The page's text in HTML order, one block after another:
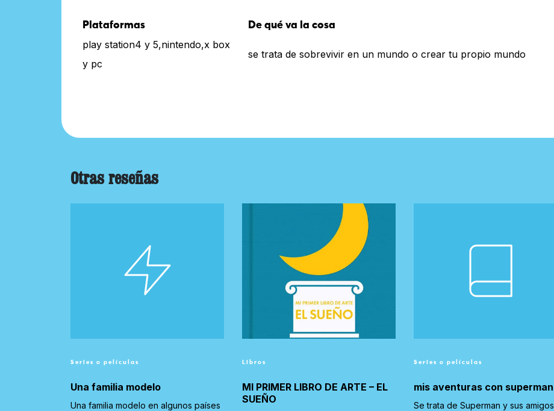
Plataformas
play station4 y 5,nintendo,x box
y pc
De qué va la cosa
se trata de sobrevivir en un mundo o crear tu propio mundo
Otras reseñas
Series o películas
Una familia modelo
Una familia modelo en algunos países
Libros
MI PRIMER LIBRO DE ARTE – EL
SUEÑO
Series o películas
mis aventuras con superman
Se trata de Superman y sus amigos